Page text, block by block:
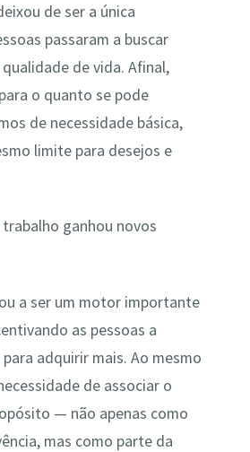
de ser a única
passaram a buscar
de vida. Afinal,
o quanto se pode
de necessidade básica,
limite para desejos e
ganhou novos
a ser um motor importante
as pessoas a
adquirir mais. Ao mesmo
de associar o
— não apenas como
mas como parte da